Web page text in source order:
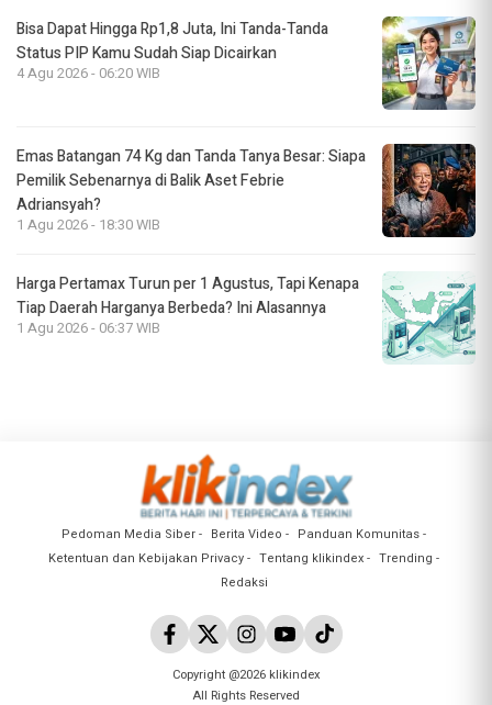
Bisa Dapat Hingga Rp1,8 Juta, Ini Tanda-Tanda
Status PIP Kamu Sudah Siap Dicairkan
4 Agu 2026 - 06:20 WIB
Emas Batangan 74 Kg dan Tanda Tanya Besar: Siapa
Pemilik Sebenarnya di Balik Aset Febrie
Adriansyah?
1 Agu 2026 - 18:30 WIB
Harga Pertamax Turun per 1 Agustus, Tapi Kenapa
Tiap Daerah Harganya Berbeda? Ini Alasannya
1 Agu 2026 - 06:37 WIB
Pedoman Media Siber Berita Video
Panduan Komunitas
Ketentuan dan Kebijakan Privacy
Tentang klikindex
Trending
Redaksi
Copyright @2026 klikindex
All Rights Reserved